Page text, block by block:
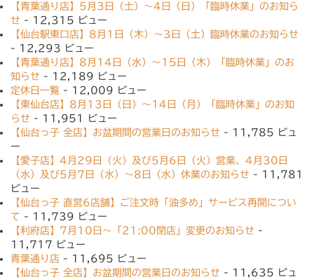
【青葉通り店】5月3日（土）〜4日（日）「臨時休業」のお知ら
せ - 12,315 ビュー
【仙台駅東口店】8月1日（木）〜3日（土）臨時休業のお知らせ
- 12,293 ビュー
【青葉通り店】8月14日（水）〜15日（木）「臨時休業」のお
知らせ - 12,189 ビュー
定休日一覧 - 12,009 ビュー
【東仙台店】8月13日（日）〜14日（月）「臨時休業」のお知
らせ - 11,951 ビュー
【仙台っ子 全店】お盆期間の営業日のお知らせ - 11,785 ビュ
ー
【愛子店】4月29日（火）及び5月6日（火）営業、4月30日
（水）及び5月7日（水）〜8日（水）休業のお知らせ - 11,781
ビュー
【仙台っ子 直営6店舗】ご注文時「油多め」サービス再開につい
て - 11,739 ビュー
【利府店】7月10日〜「21:00閉店」変更のお知らせ -
11,717 ビュー
青葉通り店 - 11,695 ビュー
【仙台っ子 全店】お盆期間の営業日のお知らせ - 11,635 ビュ